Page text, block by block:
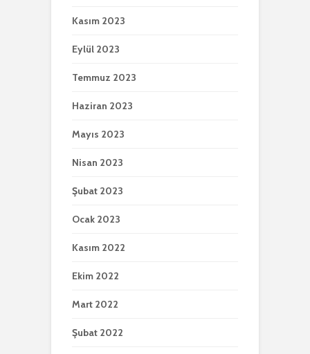
Kasım 2023
Eylül 2023
Temmuz 2023
Haziran 2023
Mayıs 2023
Nisan 2023
Şubat 2023
Ocak 2023
Kasım 2022
Ekim 2022
Mart 2022
Şubat 2022